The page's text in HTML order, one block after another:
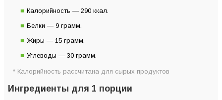
Инструкция приготовления
Калорийность — 290 ккал.
Белки — 9 грамм.
Жиры — 15 грамм.
Углеводы — 30 грамм.
* Калорийность рассчитана для сырых продуктов
Ингредиенты для 1 порции